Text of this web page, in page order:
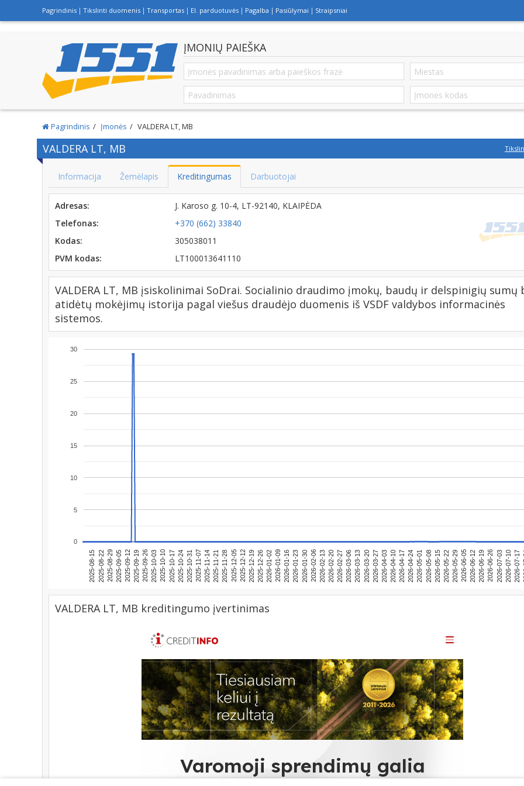
Pagrindinis Tikslinti duomenis Transportas El. parduotuvės Pagalba Pasiūlymai Straipsniai
ĮMONIŲ PAIEŠKA
Pagrindinis Įmonės VALDERA LT, MB
VALDERA LT, MB
Informacija Žemėlapis Kreditingumas Darbuotojai
Adresas:
J. Karoso g. 10-4, LT-92140, KLAIPĖDA
Telefonas:
+370 (662) 33840
Kodas:
305038011
PVM kodas:
LT100013641110
VALDERA LT, MB įsiskolinimai SoDrai. Socialinio draudimo įmokų, baudų ir delspinigių sumų
atidėtų mokėjimų istorija pagal viešus draudėjo duomenis iš VSDF valdybos informacinės
sistemos.
2025-08-152025-08-222025-08-292025-09-052025-09-122025-09-192025-09-262025-10-032025-10-102025-10-172025-10-242025-10-312025-11-072025-11-142025-11-212025-11-282025-12-052025-12-122025-12-192025-12-262026-01-022026-01-092026-01-162026-01-232026-01-302026-02-062026-02-132026-02-202026-02-272026-03-062026-03-132026-03-202026-03-272026-04-032026-04-102026-04-172026-04-242026-05-012026-05-082026-05-152026-05-222026-05-292026-06-052026-06-122026-06-192026-06-262026-07-032026-07-102026-07-17
0
5
10
15
20
25
30
VALDERA LT, MB kreditingumo įvertinimas